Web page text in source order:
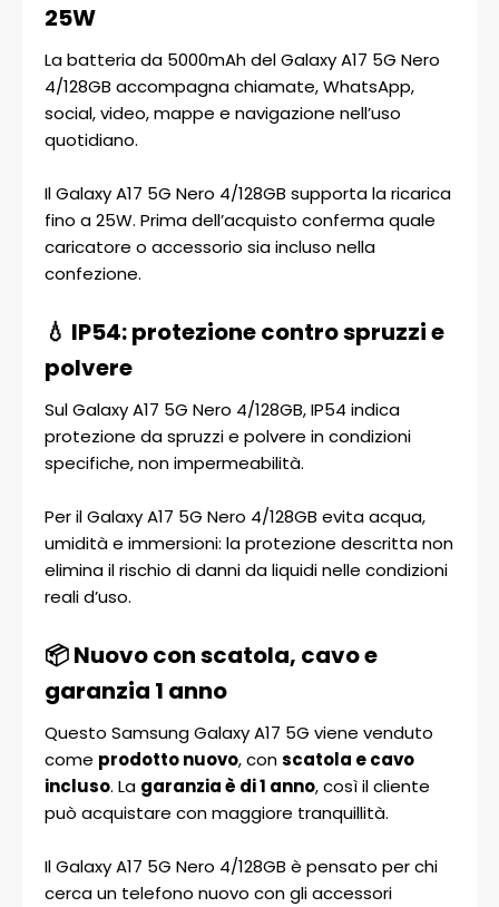
25W
La batteria da 5000mAh del Galaxy A17 5G Nero
4/128GB accompagna chiamate, WhatsApp,
social, video, mappe e navigazione nell’uso
quotidiano.
Il Galaxy A17 5G Nero 4/128GB supporta la ricarica
fino a 25W. Prima dell’acquisto conferma quale
caricatore o accessorio sia incluso nella
confezione.
💧 IP54: protezione contro spruzzi e
polvere
Sul Galaxy A17 5G Nero 4/128GB, IP54 indica
protezione da spruzzi e polvere in condizioni
specifiche, non impermeabilità.
Per il Galaxy A17 5G Nero 4/128GB evita acqua,
umidità e immersioni: la protezione descritta non
elimina il rischio di danni da liquidi nelle condizioni
reali d’uso.
📦 Nuovo con scatola, cavo e
garanzia 1 anno
Questo Samsung Galaxy A17 5G viene venduto
come prodotto nuovo, conscatola e cavo
incluso. La garanzia è di 1 anno, così il cliente
può acquistare con maggiore tranquillità.
Il Galaxy A17 5G Nero 4/128GB è pensato per chi
cerca un telefono nuovo con gli accessori